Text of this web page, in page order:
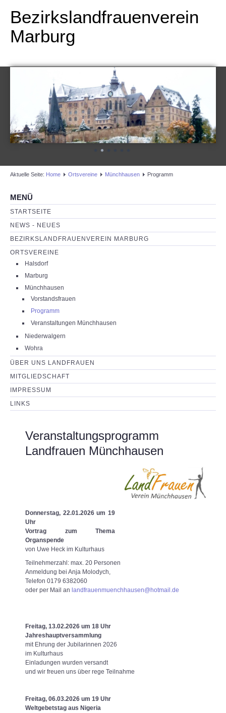
Bezirkslandfrauenverein
Marburg
Aktuelle Seite: Home Ortsvereine Münchhausen Programm
MENÜ
STARTSEITE
NEWS - NEUES
BEZIRKSLANDFRAUENVEREIN MARBURG
ORTSVEREINE
Halsdorf
Marburg
Münchhausen
Vorstandsfrauen
Programm
Veranstaltungen Münchhausen
Niederwalgern
Wohra
ÜBER UNS LANDFRAUEN
MITGLIEDSCHAFT
IMPRESSUM
LINKS
Veranstaltungsprogramm
Landfrauen Münchhausen
Donnerstag, 22.01.2026 um 19
Uhr
Vortrag zum Thema
Organspende
von Uwe Heck im Kulturhaus
Teilnehmerzahl: max. 20 Personen
Anmeldung bei Anja Molodych,
Telefon 0179 6382060
oder per Mail an landfrauenmuenchhausen@hotmail.de
Freitag, 13.02.2026 um 18 Uhr
Jahreshauptversammlung
mit Ehrung der Jubilarinnen 2026
im Kulturhaus
Einladungen wurden versandt
und wir freuen uns über rege Teilnahme
Freitag, 06.03.2026 um 19 Uhr
Weltgebetstag aus Nigeria